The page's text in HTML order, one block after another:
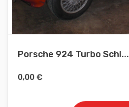
Porsche 924 Turbo Schl...
0,00 €